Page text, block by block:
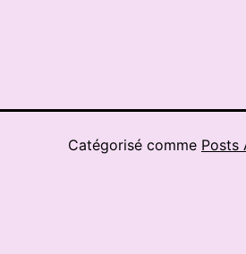
Catégorisé comme Posts